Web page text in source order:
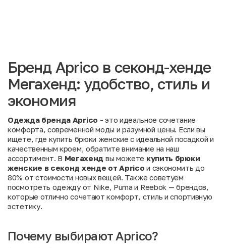
Бренд Aprico в секонд-хенде
Мегахенд: удобство, стиль и
экономия
Одежда бренда Aprico - это идеальное сочетание
комфорта, современной моды и разумной цены. Если вы
ищете, где купить брюки женские с идеальной посадкой и
качественным кроем, обратите внимание на наш
ассортимент. В Мегахенд вы можете купить брюки
женские в секонд хенде от Aprico и сэкономить до
80% от стоимости новых вещей. Также советуем
посмотреть одежду от Nike, Puma и Reebok — брендов,
которые отлично сочетают комфорт, стиль и спортивную
эстетику.
Почему выбирают Aprico?